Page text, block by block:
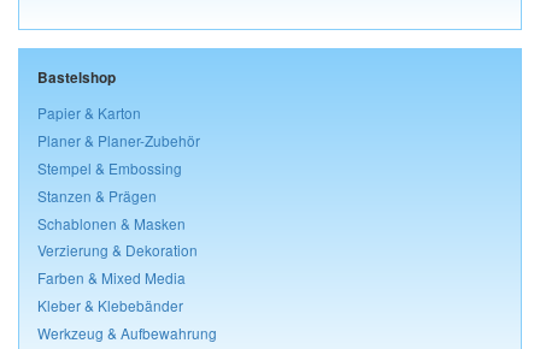
Bastelshop
Papier & Karton
Planer & Planer-Zubehör
Stempel & Embossing
Stanzen & Prägen
Schablonen & Masken
Verzierung & Dekoration
Farben & Mixed Media
Kleber & Klebebänder
Werkzeug & Aufbewahrung